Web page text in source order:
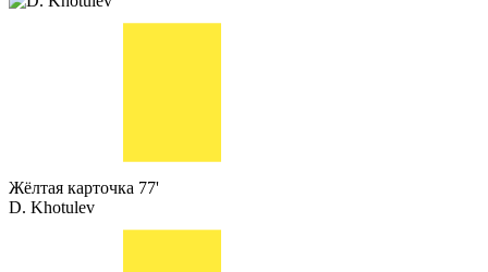
Жёлтая карточка 77'
D. Khotulev